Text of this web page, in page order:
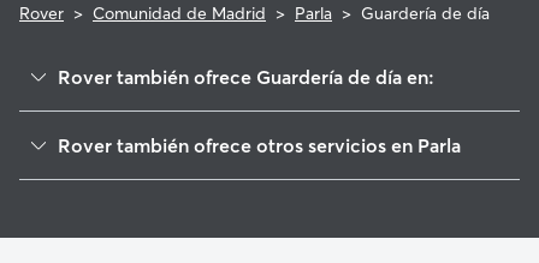
Rover > Comunidad de Madrid > Parla > Guardería de día
Rover también ofrece Guardería de día en:
Fuenlabrada
Rover también ofrece otros servicios en Parla